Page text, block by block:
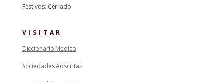
Festivos: Cerrado
VISITAR
Diccionario Médico
Sociedades Adscritas